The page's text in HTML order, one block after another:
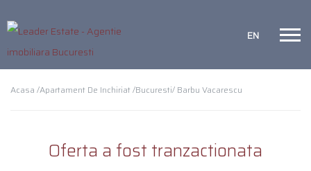
EN
Acasa /Apartament De Inchiriat /Bucuresti/ Barbu Vacarescu
Oferta a fost tranzactionata